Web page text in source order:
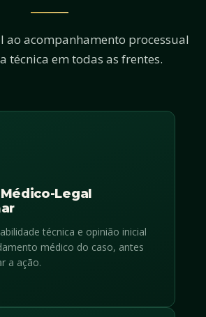
ao acompanhamento processual
técnica em todas as frentes.
Legal
técnica e opinião inicial
médico do caso, antes
a ação.